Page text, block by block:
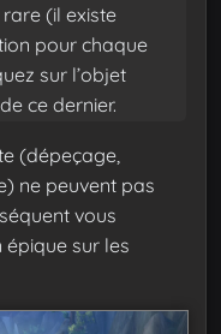
(il existe
pour chaque
sur l’objet
ce dernier.
(dépeçage,
ne peuvent pas
vous
sur les